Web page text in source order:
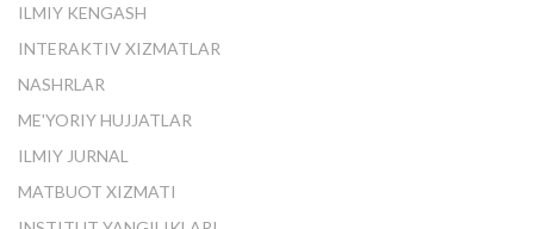
ILMIY KENGASH
INTERAKTIV XIZMATLAR
NASHRLAR
ME'YORIY HUJJATLAR
ILMIY JURNAL
MATBUOT XIZMATI